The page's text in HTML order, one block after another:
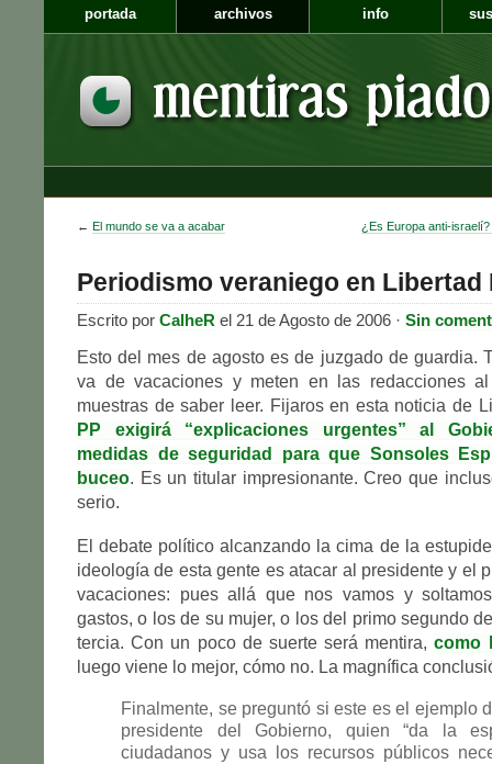
portada archivos info
← El mundo se va a acabar ¿Es Europa anti-
Periodismo veraniego en Libertad
Escrito por CalheR el 21 de Agosto de 2006 · Sin
Esto del mes de agosto es de juzgado de guardia.
va de vacaciones y meten en las redacciones
muestras de saber leer. Fijaros en esta noticia de
PP exigirá “explicaciones urgentes” al
medidas de seguridad para que Sonsoles
buceo. Es un titular impresionante. Creo que
serio.
El debate político alcanzando la cima de la
ideología de esta gente es atacar al presidente y el
vacaciones: pues allá que nos vamos y
gastos, o los de su mujer, o los del primo segundo
tercia. Con un poco de suerte será mentira,como
luego viene lo mejor, cómo no. La magnífica
Finalmente, se preguntó si este es el ejemplo
presidente del Gobierno, quien “da la
ciudadanos y usa los recursos públicos